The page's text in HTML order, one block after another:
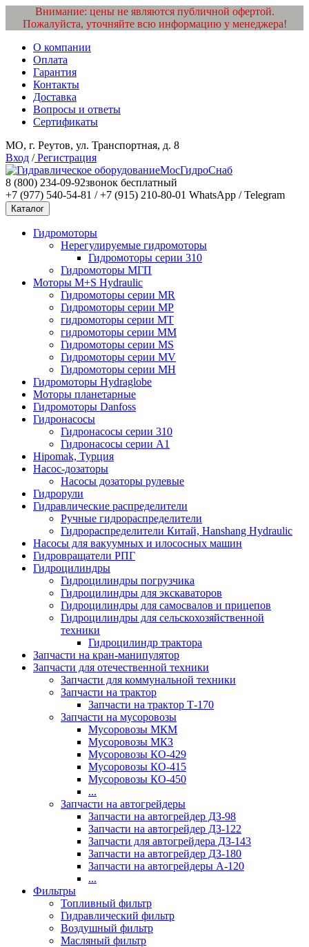
Внимание: цены не являются публичной офертой.
Пожалуйста, уточняйте всю информацию у менеджера!
О компании
Оплата
Гарантия
Контакты
Доставка
Вопросы и ответы
Сертификаты
МО, г. Реутов, ул. Транспортная, д. 8
Вход /Регистрация
МосГидроСнаб
8 (800) 234-09-92звонок бесплатный
+7 (977) 540-54-81 / +7 (915) 210-80-01 WhatsApp / Telegram
Каталог
Гидромоторы
Нерегулируемые гидромоторы
Гидромоторы серии 310
Гидромоторы МГП
Моторы M+S Hydraulic
Гидромоторы серии MR
Гидромоторы серии MP
гидромоторы серии MT
гидромоторы серии MM
Гидромоторы серии MS
Гидромоторы серии MV
Гидромоторы серии MH
Гидромоторы Hydraglobe
Моторы планетарные
Гидромоторы Danfoss
Гидронасосы
Гидронасосы серии 310
Гидронасосы серии А1
Hipomak, Турция
Насос-дозаторы
Насосы дозаторы рулевые
Гидрорули
Гидравлические распределители
Ручные гидрораспределители
Гидрораспределители Китай, Hanshang Hydraulic
Насосы для вакуумных и илососных машин
Гидровращатели РПГ
Гидроцилиндры
Гидроцилиндры погрузчика
Гидроцилиндры для экскаваторов
Гидроцилиндры для самосвалов и прицепов
Гидроцилиндры для сельскохозяйственной
техники
Гидроцилиндр трактора
Запчасти на кран-манипулятор
Запчасти для отечественной техники
Запчасти для коммунальной техники
Запчасти на трактор
Запчасти на трактор Т-170
Запчасти на мусоровозы
Мусоровозы МКМ
Мусоровозы МКЗ
Мусоровозы КО-429
Мусоровозы КО-415
Мусоровозы КО-450
...
Запчасти на автогрейдеры
Запчасти на автогрейдер ДЗ-98
Запчасти на автогрейдер ДЗ-122
Запчасти для автогрейдера ДЗ-143
Запчасти на автогрейдер ДЗ-180
Запчасти на автогрейдеры А-120
...
Фильтры
Топливный фильтр
Гидравлический фильтр
Воздушный фильтр
Масляный фильтр